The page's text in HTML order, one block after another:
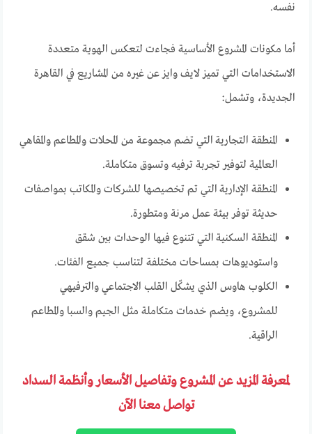
نفسه.
أما مكونات المشروع الأساسية فجاءت لتعكس الهوية متعددة
الاستخدامات التي تميز لايف وايز عن غيره من المشاريع في القاهرة
الجديدة، وتشمل:
المنطقة التجارية التي تضم مجموعة من المحلات والمطاعم والمقاهي
العالمية لتوفير تجربة ترفيه وتسوق متكاملة.
المنطقة الإدارية التي تم تخصيصها للشركات والمكاتب بمواصفات
حديثة توفر بيئة عمل مرنة ومتطورة.
المنطقة السكنية التي تتنوع فيها الوحدات بين شقق
واستوديوهات بمساحات مختلفة لتناسب جميع الفئات.
الكلوب هاوس الذي يشكّل القلب الاجتماعي والترفيهي
للمشروع، ويضم خدمات متكاملة مثل الجيم والسبا والمطاعم
الراقية.
لمعرفة المزيد عن المشروع وتفاصيل الأسعار وأنظمة السداد
تواصل معنا الآن